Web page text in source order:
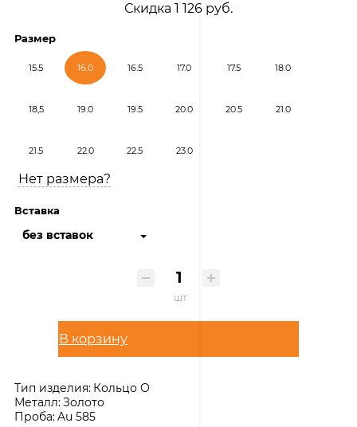
Скидка 1 126 руб.
Размер
15.5 16.0 16.5 17.0 17.5 18.0
18,5 19.0 19.5 20.0 20.5 21.0
21.5 22.0 22.5 23.0
Нет размера?
Вставка
без вставок
шт
В корзину
Тип изделия: Кольцо О
Металл:Золото
Проба:Au 585